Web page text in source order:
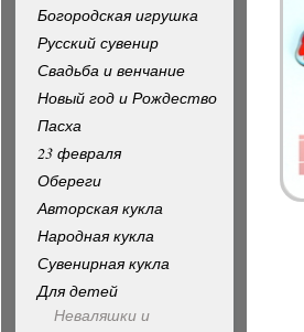
Богородская игрушка
Русский сувенир
Свадьба и венчание
Новый год и Рождество
Пасха
23 февраля
Обереги
Авторская кукла
Народная кукла
Сувенирная кукла
Для детей
Неваляшки и